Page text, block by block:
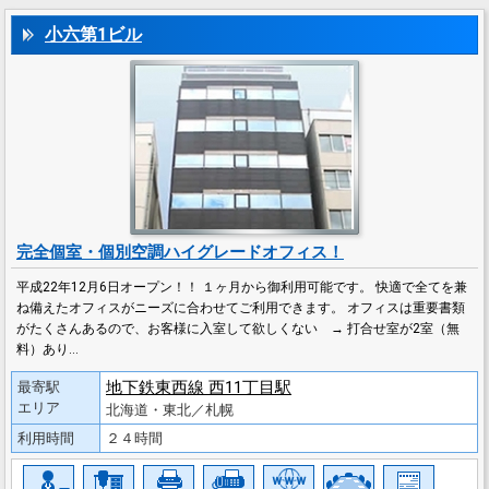
小六第1ビル
完全個室・個別空調ハイグレードオフィス！
平成22年12月6日オープン！！ １ヶ月から御利用可能です。 快適で全てを兼
ね備えたオフィスがニーズに合わせてご利用できます。 オフィスは重要書類
がたくさんあるので、お客様に入室して欲しくない → 打合せ室が2室（無
料）あり…
最寄駅
エリア
地下鉄東西線 西11丁目駅
北海道・東北／札幌
利用時間
２４時間